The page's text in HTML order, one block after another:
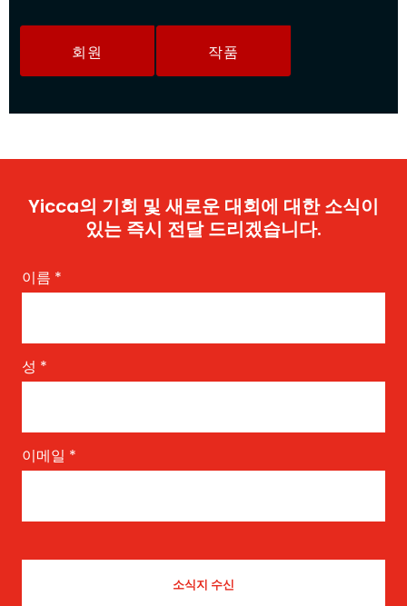
회원 작품
Yicca의 기회 및 새로운 대회에 대한 소식이
있는 즉시 전달 드리겠습니다.
이름 *
성 *
이메일 *